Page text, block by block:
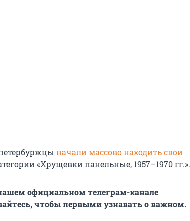
начали массово находить свои
«Хрущевки панельные, 1957–1970 гг.».
официальном телеграм-канале
чтобы первыми узнавать о важном.